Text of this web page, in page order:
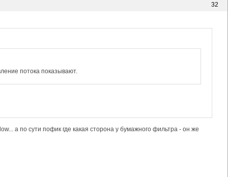
32
потока показывают.
а по сути пофик где какая сторона у бумажного фильтра - он же